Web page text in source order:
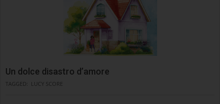
Un dolce disastro d’amore
TAGGED: LUCY SCORE